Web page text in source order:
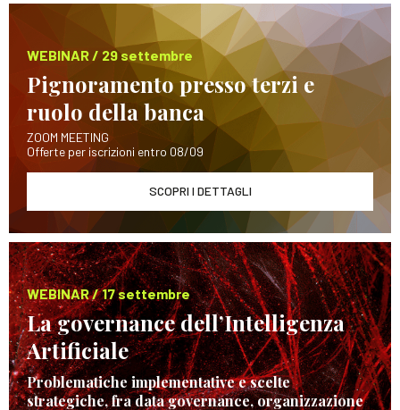
WEBINAR / 29 settembre
Pignoramento presso terzi e
ruolo della banca
ZOOM MEETING
Offerte per iscrizioni entro 08/09
SCOPRI I DETTAGLI
WEBINAR / 17 settembre
La governance dell’Intelligenza
Artificiale
Problematiche implementative e scelte
strategiche, fra data governance, organizzazione